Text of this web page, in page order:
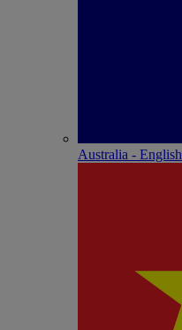
Australia - English